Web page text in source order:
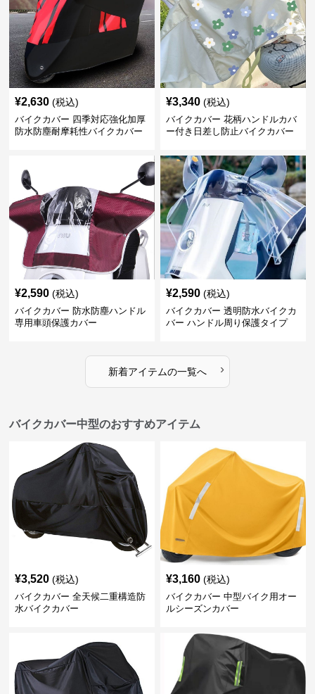
¥2,630 (税込)
バイクカバー 四季対応強化加厚
防水防塵耐摩耗性バイクカバー
¥3,340 (税込)
バイクカバー 花柄ハンドルカバ
ー付き日差し防止バイクカバー
¥2,590 (税込)
バイクカバー 防水防塵ハンドル
専用車頭保護カバー
¥2,590 (税込)
バイクカバー 透明防水バイクカ
バー ハンドル周り保護タイプ
新着アイテムの一覧へ ›
バイクカバー中型のおすすめアイテム
¥3,520 (税込)
バイクカバー 全天候二重構造防
水バイクカバー
¥3,160 (税込)
バイクカバー 中型バイク用オー
ルシーズンカバー